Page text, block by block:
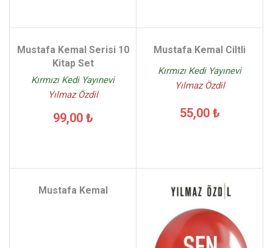
Mustafa Kemal Serisi 10
Kitap Set
Kırmızı Kedi Yayınevi
Yılmaz Özdil
99,00 ₺
Mustafa Kemal Ciltli
Kırmızı Kedi Yayınevi
Yılmaz Özdil
55,00 ₺
Mustafa Kemal